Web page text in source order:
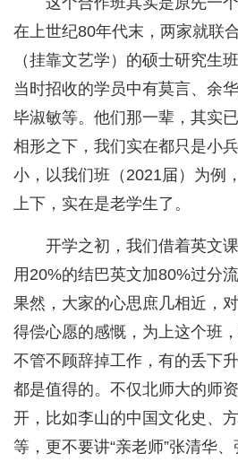
在上世纪80年代末，两家就联
（挂靠文艺学）的硕士研究生
当时招收的学员中有莫言、余
毕淑敏等。他们那一辈，其实
相形之下，我们实在都只是小
小，以我们班（2021届）为例
上下，实在是老学生了。
开学之初，我们借着英文
用20%的结巴英文加80%过分
果然，大家的心思庶几相近，
得偿心愿的感慨，为上这个班
不管不顾辞掉工作，有的丢下
都是值得的。不仅北师大的师
开，比如李山的中国文化史、
等，更不要讲“亲老师”张清华